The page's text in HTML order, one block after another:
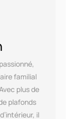
familial
plus de
plafonds
il